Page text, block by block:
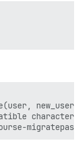
character